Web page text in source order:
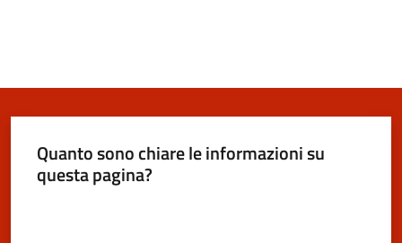
Quanto sono chiare le informazioni su
questa pagina?